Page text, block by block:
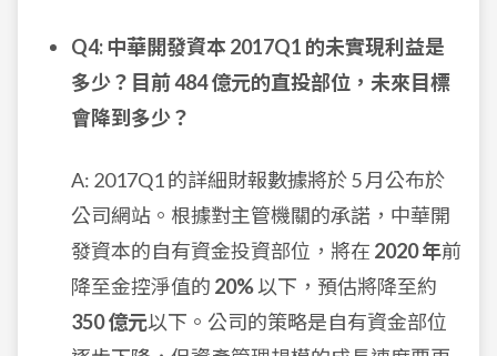
Q4: 中華開發資本 2017Q1 的未實現利益是
多少？目前 484 億元的直投部位，未來目標
會降到多少？
A: 2017Q1 的詳細財報數據將於 5 月公布於
公司網站。根據對主管機關的承諾，中華開
發資本的自有資金投資部位，將在 2020 年前
降至金控淨值的 20%以下，預估將降至約
350 億元以下。公司的策略是自有資金部位